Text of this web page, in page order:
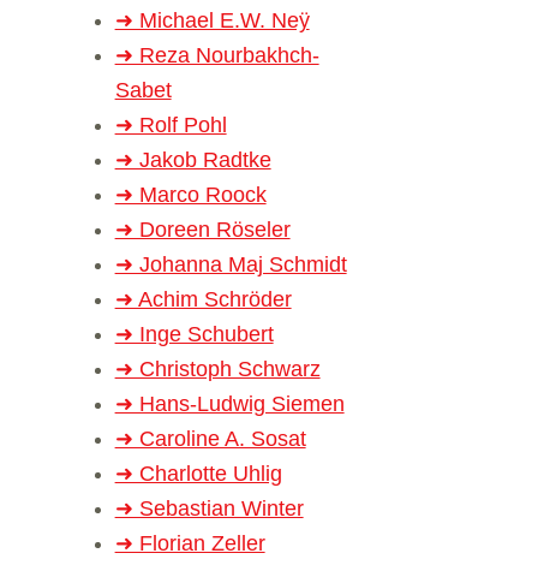
➜ Michael E.W. Neÿ
➜ Reza Nour­­­bakhch-
Sabet
➜ Rolf Pohl
➜ Jakob Rad­tke
➜ Marco Roock
➜ Doreen Röse­ler
➜ Johanna Maj Schmidt
➜ Achim Schrö­der
➜ Inge Schu­bert
➜ Christoph Schwarz
➜ Hans-Lud­­­wig Sie­men
➜ Caro­line A. Sosat
➜ Char­lotte Uhlig
➜ Sebas­tian Win­ter
➜ Flo­rian Zel­ler